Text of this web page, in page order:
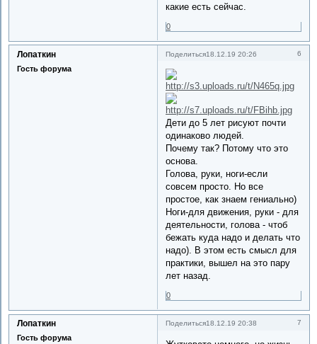
какие есть сейчас.
0
Поделиться 6
18.12.19 20:26
Лопаткин
Гость форума
Дети до 5 лет рисуют почти
одинаково людей.
Почему так? Потому что это
основа.
Голова, руки, ноги-если
совсем просто. Но все
простое, как знаем гениально)
Ноги-для движения, руки - для
деятельности, голова - чтоб
бежать куда надо и делать что
надо). В этом есть смысл для
практики, вышел на это пару
лет назад.
0
Поделиться 7
18.12.19 20:38
Лопаткин
Гость форума